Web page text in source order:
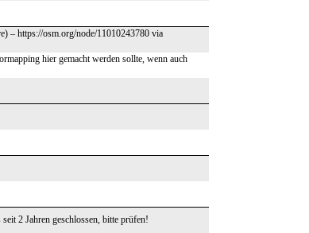
– https://osm.org/node/11010243780 via
hier gemacht werden sollte, wenn auch
2 Jahren geschlossen, bitte prüfen!